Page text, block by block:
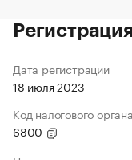
Дата регистрации
18 июля 2023
Код налогового органа
6800